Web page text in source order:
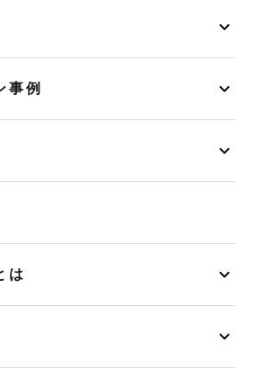
事例
は